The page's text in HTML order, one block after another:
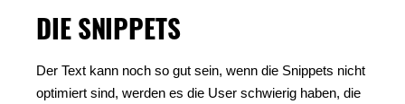
DIE SNIPPETS
Der Text kann noch so gut sein, wenn die Snippets nicht
optimiert sind, werden es die User schwierig haben, die